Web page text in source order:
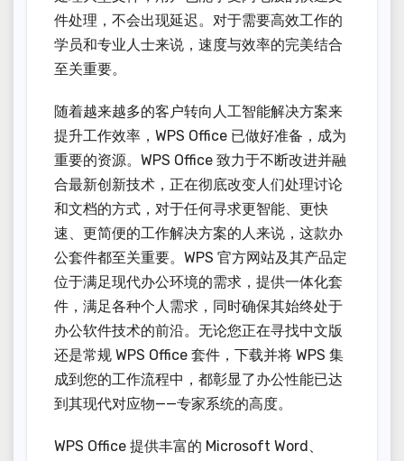
件处理，不会出现延迟。对于需要高效工作的
学员和专业人士来说，速度与效率的完美结合
至关重要。
随着越来越多的客户转向人工智能解决方案来
提升工作效率，WPS Office 已做好准备，成为
重要的资源。WPS Office 致力于不断改进并融
合最新创新技术，正在彻底改变人们处理讨论
和文档的方式，对于任何寻求更智能、更快
速、更简便的工作解决方案的人来说，这款办
公套件都至关重要。WPS 官方网站及其产品定
位于满足现代办公环境的需求，提供一体化套
件，满足各种个人需求，同时确保其始终处于
办公软件技术的前沿。无论您正在寻找中文版
还是常规 WPS Office 套件，下载并将 WPS 集
成到您的工作流程中，都彰显了办公性能已达
到其现代对应物——专家系统的高度。
WPS Office 提供丰富的 Microsoft Word、